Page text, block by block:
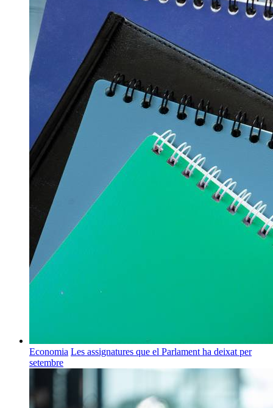
Economia Les assignatures que el Parlament ha deixat per
setembre